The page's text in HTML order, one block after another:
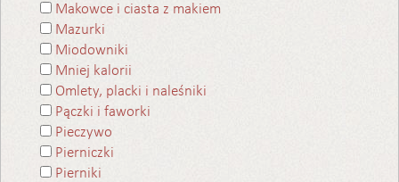
Makowce i ciasta z makiem
Mazurki
Miodowniki
Mniej kalorii
Omlety, placki i naleśniki
Pączki i faworki
Pieczywo
Pierniczki
Pierniki